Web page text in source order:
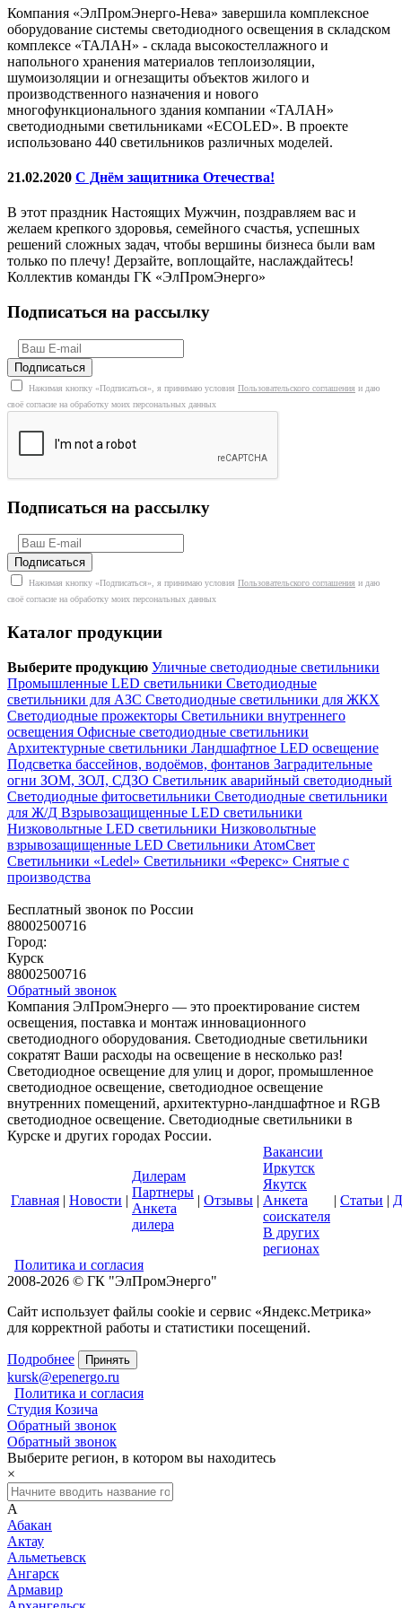
Компания «ЭлПромЭнерго-Нева» завершила комплексное
оборудование системы светодиодного освещения в складском
комплексе «ТАЛАН» - склада высокостеллажного и
напольного хранения материалов теплоизоляции,
шумоизоляции и огнезащиты объектов жилого и
производственного назначения и нового
многофункционального здания компании «ТАЛАН»
светодиодными светильниками «ECOLED». В проекте
использовано 440 светильников различных моделей.
21.02.2020 С Днём защитника Отечества!
В этот праздник Настоящих Мужчин, поздравляем вас и
желаем крепкого здоровья, семейного счастья, успешных
решений сложных задач, чтобы вершины бизнеса были вам
только по плечу! Дерзайте, воплощайте, наслаждайтесь!
Коллектив команды ГК «ЭлПромЭнерго»
Подписаться на рассылку
Нажимая кнопку «Подписаться», я принимаю условия Пользовательского соглашения и даю
своё согласие на обработку моих персональных данных
Подписаться на рассылку
Нажимая кнопку «Подписаться», я принимаю условия Пользовательского соглашения и даю
своё согласие на обработку моих персональных данных
Каталог продукции
Выберите продукцию Уличные светодиодные светильники
Промышленные LED светильники Светодиодные
светильники для АЗС Светодиодные светильники для ЖКХ
Светодиодные прожекторы Светильники внутреннего
освещения Офисные светодиодные светильники
Архитектурные светильники Ландшафтное LED освещение
Подсветка бассейнов, водоёмов, фонтанов Заградительные
огни ЗОМ, ЗОЛ, СДЗО Светильник аварийный светодиодный
Светодиодные фитосветильники Светодиодные светильники
для Ж/Д Взрывозащищенные LED светильники
Низковольтные LED светильники Низковольтные
взрывозащищенные LED Светильники АтомСвет
Светильники «Ledel» Светильники «Ферекс» Снятые с
производства
Бесплатный звонок по России
88002500716
Город:
Курск
88002500716
Обратный звонок
Компания ЭлПромЭнерго — это проектирование систем
освещения, поставка и монтаж инновационного
светодиодного оборудования. Светодиодные светильники
сократят Ваши расходы на освещение в несколько раз!
Светодиодное освещение для улиц и дорог, промышленное
светодиодное освещение, светодиодное освещение
внутренних помещений, архитектурно-ландшафтное и RGB
светодиодное освещение. Светодиодные светильники в
Курске и других городах России.
Главная | Новости |
Дилерам
Партнеры
Анкета
дилера
| Отзывы |
Вакансии
Иркутск
Якутск
Анкета
соискателя
В других
регионах
| Статьи |
Политика и согласия
2008-2026 © ГК "ЭлПромЭнерго"
Сайт использует файлы cookie и сервис «Яндекс.Метрика»
для корректной работы и статистики посещений.
Подробнее Принять
kursk@epenergo.ru
Политика и согласия
Студия Козича
Обратный звонок
Обратный звонок
Выберите регион, в котором вы находитесь
×
А
Абакан
Актау
Альметьевск
Ангарск
Армавир